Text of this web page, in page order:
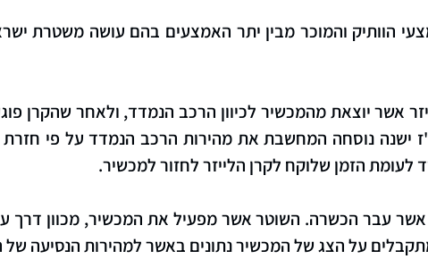
הוותיק והמוכר מבין יתר האמצעים בהם עושה משטרת
אשר יוצאת מהמכשיר לכיוון הרכב הנמדד, ולאחר שהקרן
נוסחה המחשבת את מהירות הרכב הנמדד על פי חזרת
לעומת הזמן שלוקח לקרן הלייזר לחזור למכשיר.
עבר הכשרה. השוטר אשר מפעיל את המכשיר, מכוון דרך
על הצג של המכשיר נתונים באשר למהירות הנסיעה